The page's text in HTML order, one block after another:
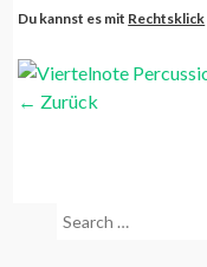
Du kannst es mit Rechtsklick
← Zurück
Search